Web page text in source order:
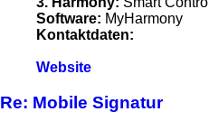
Software: MyHarmony
Kontaktdaten:
Kontaktdaten
Kat-
CeDe
Website
Re: Mobile Signatur